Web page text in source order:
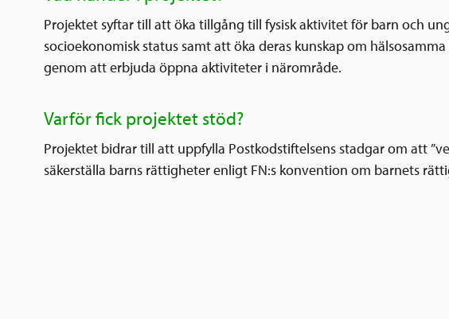
Projektet syftar till att öka tillgång till fysisk aktivitet för barn och
socioekonomisk status samt att öka deras kunskap om
genom att erbjuda öppna aktiviteter i närområde.
Varför fick projektet stöd?
Projektet bidrar till att uppfylla Postkodstiftelsens stadgar om att
säkerställa barns rättigheter enligt FN:s konvention om barnets